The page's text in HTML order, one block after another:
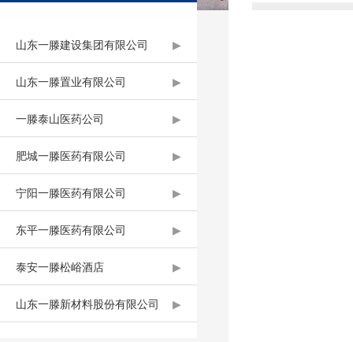
山东一滕建设集团有限公司 ▶
山东一滕置业有限公司 ▶
一滕泰山医药公司 ▶
肥城一滕医药有限公司 ▶
宁阳一滕医药有限公司 ▶
东平一滕医药有限公司 ▶
泰安一滕松峪酒店 ▶
山东一滕新材料股份有限公司 ▶